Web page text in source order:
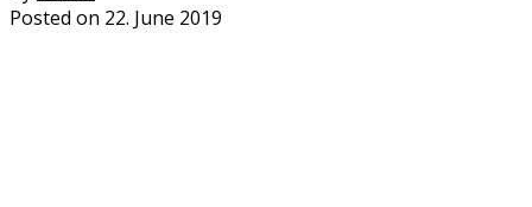
Posted on 22. June 2019